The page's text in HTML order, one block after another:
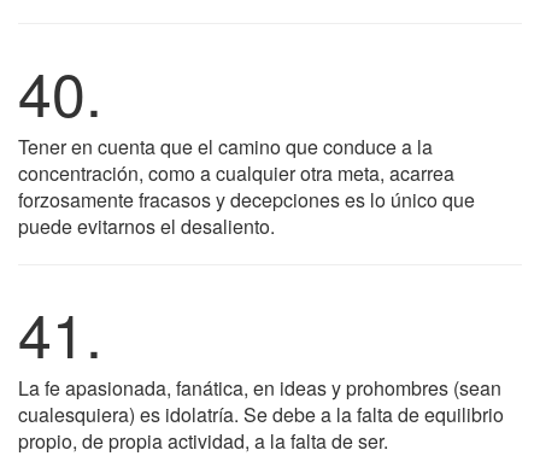
40.
Tener en cuenta que el camino que conduce a la
concentración, como a cualquier otra meta, acarrea
forzosamente fracasos y decepciones es lo único que
puede evitarnos el desaliento.
41.
La fe apasionada, fanática, en ideas y prohombres (sean
cualesquiera) es idolatría. Se debe a la falta de equilibrio
propio, de propia actividad, a la falta de ser.